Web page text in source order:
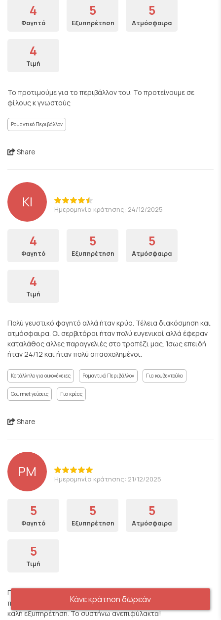
4
Φαγητό
5
Εξυπηρέτηση
5
Ατμόσφαιρα
4
Τιμή
Το προτιμούμε για το περιβάλλον του. Το προτείνουμε σε
φίλους κ γνωστούς
Ρομαντικό Περιβάλλον
Share
KI Ημερομηνία κράτησης: 24/12/2025
4
Φαγητό
5
Εξυπηρέτηση
5
Ατμόσφαιρα
4
Τιμή
Πολύ γευστικό φαγητό αλλά ήταν κρύο. Τέλεια διακόσμηση και
ατμόσφαιρα. Οι σερβιτόροι ήταν πολύ ευγενικοί αλλά έφεραν
καταλάθος αλλες παραγγελιές στο τραπέζι μας. Ίσως επειδή
ήταν 24/12 και ήταν πολύ απασχολημένοι.
Κατάλληλο για οικογένειες Ρομαντικό Περιβάλλον Για κουβεντούλα
Gourmet γεύσεις Για κρέας
Share
PM Ημερομηνία κράτησης: 21/12/2025
5
Φαγητό
5
Εξυπηρέτηση
5
Ατμόσφαιρα
5
Τιμή
Προκειται για ενα ομορφο χώρο που σου θυμιζει κατι απο τα
παλια, με πολυ ωραιο φαγητο με γευσεις σπιτικες και με πολύ
καλή εξυπηρέτηση. Το συστήνω ανεπιφύλακτα!
Κάνε κράτηση δωρεάν